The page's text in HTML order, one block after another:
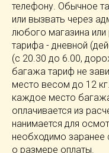
телефону. Обычное
или вызвать через
любого магазина
тарифа - дневной
(с 20.30 до 6.00,
багажа тариф не
место весом до 12
каждое место
оплачивается из
нанимается для
необходимо заранее
о размере оплаты.